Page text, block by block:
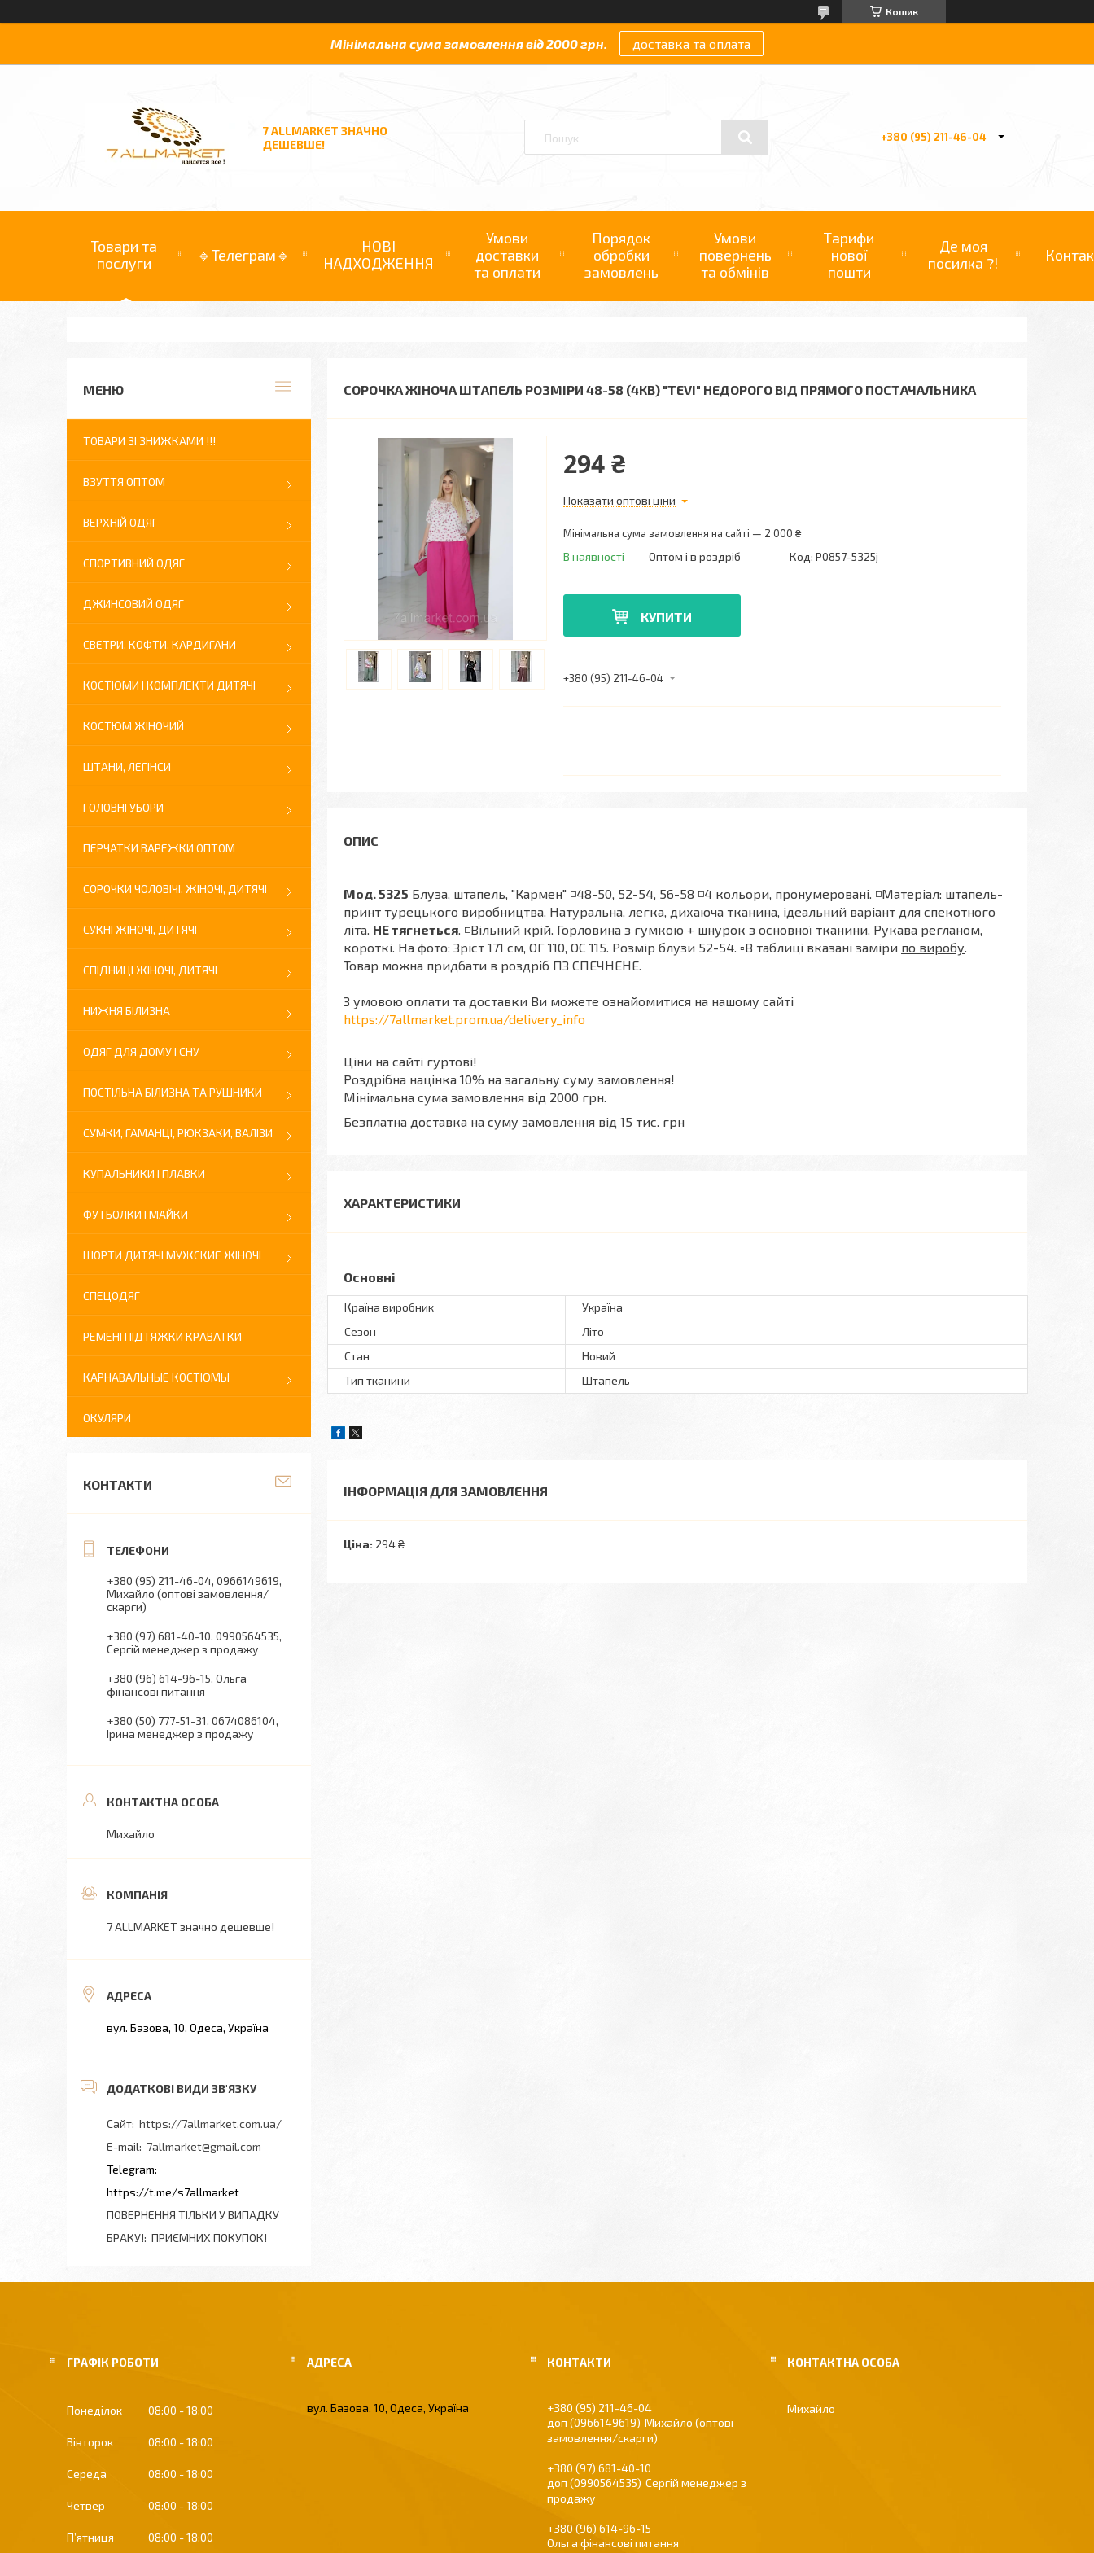
Кошик
Мінімальна сума замовлення від 2000 грн. доставка та оплата
7 ALLMARKET ЗНАЧНО
ДЕШЕВШЕ!
+380 (95) 211-46-04
Товари та
послуги
🔹Телеграм🔹
НОВІ
НАДХОДЖЕННЯ
Умови
доставки
та оплати
Порядок
обробки
замовлень
Умови
повернень
та обмінів
Тарифи
нової
пошти
Де моя
посилка ?!
СОРОЧКА ЖІНОЧА ШТАПЕЛЬ РОЗМІРИ 48-58 (4КВ) "TEVI" НЕДОРОГО ВІД ПРЯМОГО ПОСТАЧАЛЬНИКА
294 ₴
Показати оптові ціни
Мінімальна сума замовлення на сайті — 2 000 ₴
В наявності Оптом і в роздріб Код: P0857-5325j
КУПИТИ
+380 (95) 211-46-04
Мод. 5325 Блуза, штапель, "Кармен" ◽️48-50, 52-54, 56-58 ◽️4 кольори, пронумеровані. ◽️Матеріал: штапель-
принт турецького виробництва. Натуральна, легка, дихаюча тканина, ідеальний варіант для спекотного
літа. НЕ тягнеться. ◽️Вільний крій. Горловина з гумкою + шнурок з основної тканини. Рукава регланом,
короткі. На фото: Зріст 171 см, ОГ 110, ОС 115. Розмір блузи 52-54. ▫️В таблиці вказані заміри по виробу.
Товар можна придбати в роздріб ПЗ СПЕЧНЕНЕ.
З умовою оплати та доставки Ви можете ознайомитися на нашому сайті
https://7allmarket.prom.ua/delivery_info
Ціни на сайті гуртові!
Роздрібна націнка 10% на загальну суму замовлення!
Мінімальна сума замовлення від 2000 грн.
Безплатна доставка на суму замовлення від 15 тис. грн
ХАРАКТЕРИСТИКИ
Основні
Країна виробник
Україна
Сезон
Літо
Стан
Новий
Тип тканини
Штапель
ІНФОРМАЦІЯ ДЛЯ ЗАМОВЛЕННЯ
Ціна: 294 ₴
ТОВАРИ ЗІ ЗНИЖКАМИ !!!
ВЗУТТЯ ОПТОМ
ВЕРХНІЙ ОДЯГ
СПОРТИВНИЙ ОДЯГ
ДЖИНСОВИЙ ОДЯГ
СВЕТРИ, КОФТИ, КАРДИГАНИ
КОСТЮМИ І КОМПЛЕКТИ ДИТЯЧІ
КОСТЮМ ЖІНОЧИЙ
ШТАНИ, ЛЕГІНСИ
ГОЛОВНІ УБОРИ
ПЕРЧАТКИ ВАРЕЖКИ ОПТОМ
СОРОЧКИ ЧОЛОВІЧІ, ЖІНОЧІ, ДИТЯЧІ
СУКНІ ЖІНОЧІ, ДИТЯЧІ
СПІДНИЦІ ЖІНОЧІ, ДИТЯЧІ
НИЖНЯ БІЛИЗНА
ОДЯГ ДЛЯ ДОМУ І СНУ
ПОСТІЛЬНА БІЛИЗНА ТА РУШНИКИ
СУМКИ, ГАМАНЦІ, РЮКЗАКИ, ВАЛІЗИ
КУПАЛЬНИКИ І ПЛАВКИ
ФУТБОЛКИ І МАЙКИ
ШОРТИ ДИТЯЧІ МУЖСКИЕ ЖІНОЧІ
СПЕЦОДЯГ
РЕМЕНІ ПІДТЯЖКИ КРАВАТКИ
КАРНАВАЛЬНЫЕ КОСТЮМЫ
ОКУЛЯРИ
КОНТАКТИ
+380 (95) 211-46-04 0966149619
Михайло (оптові замовлення/
скарги)
+380 (97) 681-40-10 0990564535
Сергій менеджер з продажу
+380 (96) 614-96-15 Ольга
фінансові питання
+380 (50) 777-51-31 0674086104
Ірина менеджер з продажу
Михайло
7 ALLMARKET значно дешевше!
вул. Базова, 10, Одеса, Україна
https://7allmarket.com.ua/
7allmarket@gmail.com
https://t.me/s7allmarket
ПОВЕРНЕННЯ ТІЛЬКИ У ВИПАДКУ
БРАКУ! ПРИЄМНИХ ПОКУПОК!
ГРАФІК РОБОТИ
Понеділок 08:00 18:00
Вівторок 08:00 18:00
Середа 08:00 18:00
Четвер 08:00 18:00
Пʼятниця 08:00 18:00
вул. Базова, 10, Одеса, Україна
+380 (95) 211-46-04
0966149619
Михайло (оптові
замовлення/скарги)
+380 (97) 681-40-10
0990564535
Сергій менеджер з
продажу
+380 (96) 614-96-15
Ольга фінансові питання
Михайло